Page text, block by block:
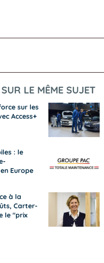
SUR LE MÊME SUJET
sur les
Access+
: le
Europe
à la
Carter-
le "prix